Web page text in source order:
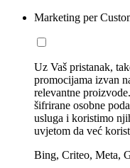
Marketing per
Uz Vaš pristanak,
promocijama izvan
relevantne
šifrirane osobne
usluga i koristimo
uvjetom da već
Bing, Criteo, Meta,